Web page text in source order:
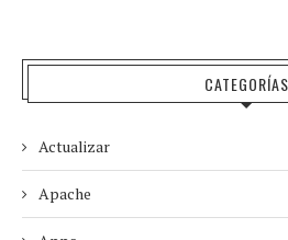
CATEGORÍAS
Actualizar
Apache